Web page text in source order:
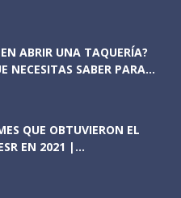
ABRIR UNA TAQUERÍA?
NECESITAS SABER PARA...
QUE OBTUVIERON EL
EN 2021 |...